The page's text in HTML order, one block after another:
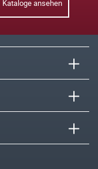
Kataloge ansehen